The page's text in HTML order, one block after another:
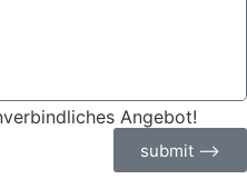
Angebot!
submit ⟶